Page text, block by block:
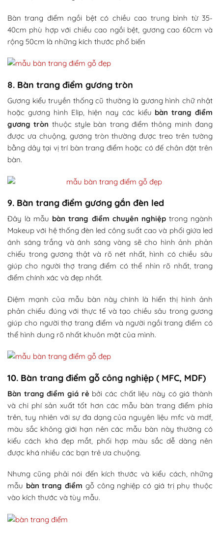
Bàn trang điểm ngồi bệt có chiều cao trung bình từ 35-
40cm phù hợp với chiều cao ngồi bệt, gương cao 60cm và
rộng 50cm là những kích thước phổ biến
8. Bàn trang điểm gương tròn
Gương kiểu truyền thống cũ thường là gương hình chữ nhật
hoặc gương hình Elip, hiện nay các kiểu bàn trang điểm
gương tròn thuộc style bàn trang điểm thông minh đang
được ưa chuộng, gương tròn thường được treo trên tường
bằng dây tại vị trí bàn trang điểm hoặc có đế chân đặt trên
bàn.
9. Bàn trang điểm gương gắn đèn led
Đây là mẫu bàn trang điểm chuyên nghiệptrong ngành
Makeup với hệ thống đèn led công suất cao và phối giứa led
ánh sáng trắng và ánh sáng vàng sẽ cho hình ảnh phản
chiếu trong gương thật và rõ nét nhất, hình có chiều sâu
giúp cho người thợ trang điểm có thể nhìn rõ nhất, trang
điểm chính xác và đẹp nhất.
Điệm mạnh của mẫu bàn này chính là hiển thị hình ảnh
phản chiếu đúng với thực tế và tạo chiều sâu trong gương
giúp cho người thợ trang điểm và người ngồi trang điểm có
thể hình dung rõ nhất khuôn mặt của mình.
10. Bàn trang điểm gỗ công nghiệp ( MFC, MDF)
Bàn trang điểm giá rẻ bởi các chất liệu này có giá thành
và chi phí sản xuất tốt hơn các mẫu bàn trang điểm phía
trên, tuy nhiên với sự đa dạng của nguyên liệu mfc và mdf,
màu sắc không giới hạn nên các mẫu bàn này thường có
kiểu cách khá đẹp mắt, phối hợp màu sắc dễ dàng nên
được khá nhiều các bạn trẻ ưa chuộng.
Nhưng cũng phải nói đến kích thước và kiểu cách, những
mẫu bàn trang điểm gỗ công nghiệp có giá trị phụ thuộc
vào kích thước và tùy mẫu.